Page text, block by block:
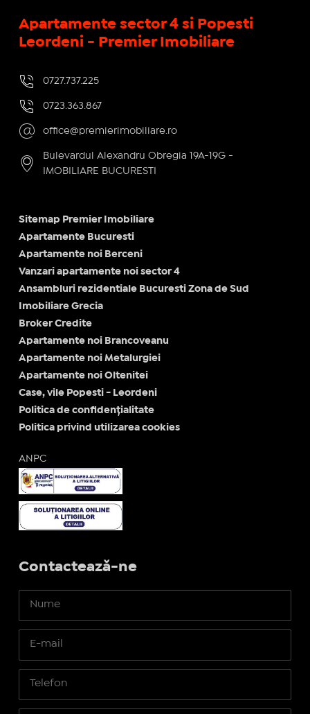
Apartamente sector 4 si Popesti
Leordeni - Premier Imobiliare
0727.737.225
0723.363.867
office@premierimobiliare.ro
Bulevardul Alexandru Obregia 19A-19G -
IMOBILIARE BUCURESTI
Sitemap Premier Imobiliare
Apartamente Bucuresti
Apartamente noi Berceni
Vanzari apartamente noi sector 4
Ansambluri rezidentiale Bucuresti Zona de Sud
Imobiliare Grecia
Broker Credite
Apartamente noi Brancoveanu
Apartamente noi Metalurgiei
Apartamente noi Oltenitei
Case, vile Popesti - Leordeni
Politica de confidențialitate
Politica privind utilizarea cookies
ANPC
Contactează-ne